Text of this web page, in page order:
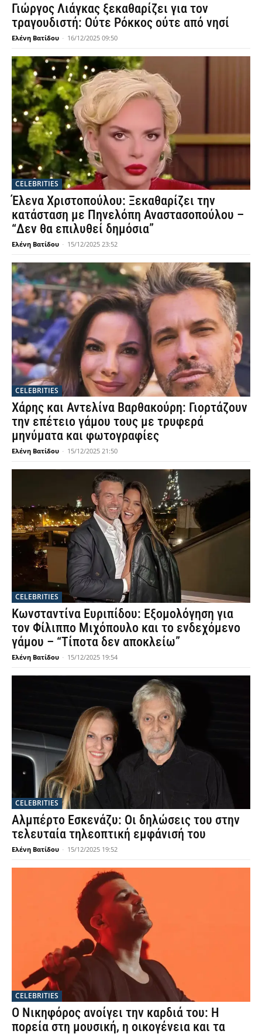
Γιώργος Λιάγκας ξεκαθαρίζει για τον
τραγουδιστή: Ούτε Ρόκκος ούτε από νησί
Ελένη Βατίδου - 16/12/2025 09:50
CELEBRITIES
Έλενα Χριστοπούλου: Ξεκαθαρίζει την
κατάσταση με Πηνελόπη Αναστασοπούλου –
“Δεν θα επιλυθεί δημόσια”
Ελένη Βατίδου - 15/12/2025 23:52
CELEBRITIES
Χάρης και Αντελίνα Βαρθακούρη: Γιορτάζουν
την επέτειο γάμου τους με τρυφερά
μηνύματα και φωτογραφίες
Ελένη Βατίδου - 15/12/2025 21:50
CELEBRITIES
Κωνσταντίνα Ευριπίδου: Εξομολόγηση για
τον Φίλιππο Μιχόπουλο και το ενδεχόμενο
γάμου – “Τίποτα δεν αποκλείω”
Ελένη Βατίδου - 15/12/2025 19:54
CELEBRITIES
Αλμπέρτο Εσκενάζυ: Οι δηλώσεις του στην
τελευταία τηλεοπτική εμφάνισή του
Ελένη Βατίδου - 15/12/2025 19:52
CELEBRITIES
Ο Νικηφόρος ανοίγει την καρδιά του: Η
πορεία στη μουσική, η οικογένεια και τα